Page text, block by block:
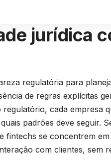
jurídica
regulatória para
de regras explícitas
cada empresa
padrões deve seguir.
fintechs se concentrem
com clientes, sem